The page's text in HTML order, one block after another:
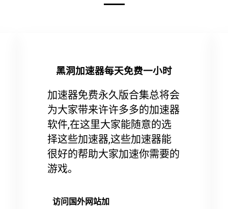
黑洞加速器每天免费一小时
加速器免费永久版合集总将会
为大家带来许许多多的加速器
软件,在这里大家能随意的选
择这些加速器,这些加速器能
很好的帮助大家加速你需要的
游戏。
访问国外网站加